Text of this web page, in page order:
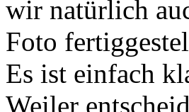
wir natürlich
Foto
Es ist einfach
Weiler